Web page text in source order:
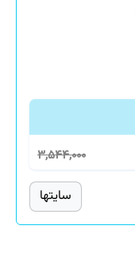
۳,۵۴۴,۰۰۰
سایتها